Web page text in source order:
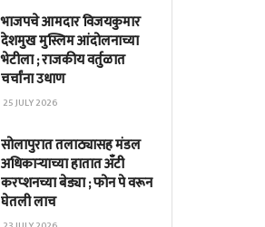
भाजपचे आमदार विजयकुमार
देशमुख मुस्लिम आंदोलनाच्या
भेटीला ; राजकीय वर्तुळात
चर्चांना उधाण
25 JULY 2026
सोलापुरात तलाठ्यासह मंडल
अधिकाऱ्याच्या हातात अँटी
करप्शनच्या बेड्या ; फोन पे वरून
घेतली लाच